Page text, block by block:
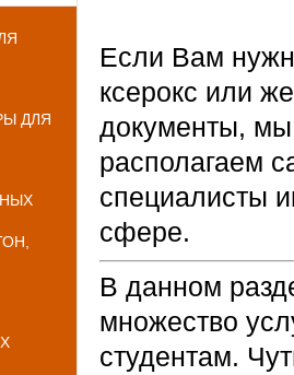
ДЛЯ
Если Вам
ксерокс или
документы,
располагаем
специалисты
сфере.
В данном
множество
студентам.